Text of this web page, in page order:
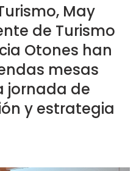
May
de Turismo
Otones han
mesas
jornada de
y estrategia